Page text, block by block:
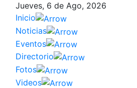
Jueves, 6 de Ago, 2026
Inicio
Noticias
Eventos
Directorio
Fotos
Videos